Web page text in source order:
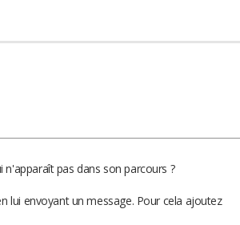
n'apparaît pas dans son parcours ?
lui envoyant un message. Pour cela ajoutez